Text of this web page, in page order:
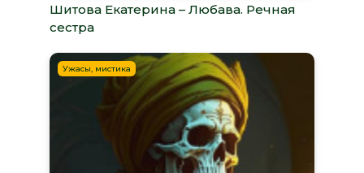
Шитова Екатерина – Любава. Речная
сестра
Ужасы, мистика